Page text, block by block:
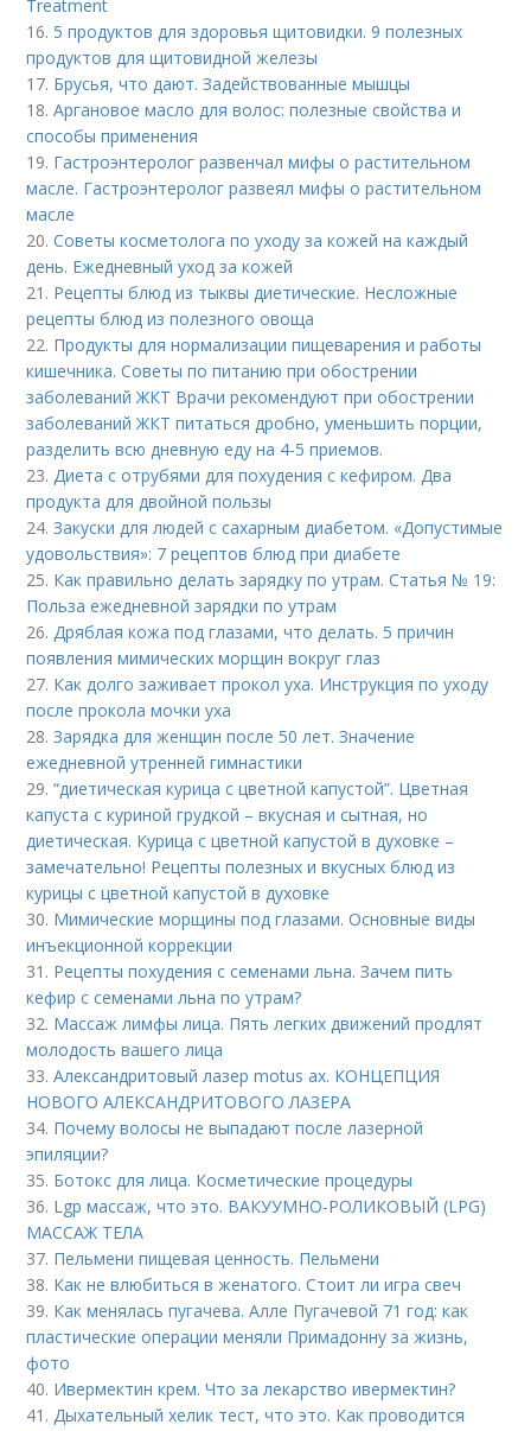
Treatment
16. 5 продуктов для здоровья щитовидки. 9 полезных
продуктов для щитовидной железы
17. Брусья, что дают. Задействованные мышцы
18.Аргановое масло для волос: полезные свойства и
способы применения
19. Гастроэнтеролог развенчал мифы о растительном
масле. Гастроэнтеролог развеял мифы о растительном
масле
20.Советы косметолога по уходу за кожей на каждый
день. Ежедневный уход за кожей
21. Рецепты блюд из тыквы диетические. Несложные
рецепты блюд из полезного овоща
22. Продукты для нормализации пищеварения и работы
кишечника. Советы по питанию при обострении
заболеваний ЖКТ Врачи рекомендуют при обострении
заболеваний ЖКТ питаться дробно, уменьшить порции,
разделить всю дневную еду на 4-5 приемов.
23. Диета с отрубями для похудения с кефиром. Два
продукта для двойной пользы
24.Закуски для людей с сахарным диабетом. «Допустимые
удовольствия»: 7 рецептов блюд при диабете
25. Как правильно делать зарядку по утрам. Статья № 19:
Польза ежедневной зарядки по утрам
26. Дряблая кожа под глазами, что делать. 5 причин
появления мимических морщин вокруг глаз
27. Как долго заживает прокол уха. Инструкция по уходу
после прокола мочки уха
28.Зарядка для женщин после 50 лет. Значение
ежедневной утренней гимнастики
29.“диетическая курица с цветной капустой”. Цветная
капуста с куриной грудкой – вкусная и сытная, но
диетическая. Курица с цветной капустой в духовке –
замечательно! Рецепты полезных и вкусных блюд из
курицы с цветной капустой в духовке
30. Мимические морщины под глазами. Основные виды
инъекционной коррекции
31. Рецепты похудения с семенами льна. Зачем пить
кефир с семенами льна по утрам?
32. Массаж лимфы лица. Пять легких движений продлят
молодость вашего лица
33.Александритовый лазер motus ax. КОНЦЕПЦИЯ
НОВОГО АЛЕКСАНДРИТОВОГО ЛАЗЕРА
34. Почему волосы не выпадают после лазерной
эпиляции?
35. Ботокс для лица. Косметические процедуры
36. Lgp массаж, что это. ВАКУУМНО-РОЛИКОВЫЙ (LPG)
МАССАЖ ТЕЛА
37. Пельмени пищевая ценность. Пельмени
38. Как не влюбиться в женатого. Стоит ли игра свеч
39. Как менялась пугачева. Алле Пугачевой 71 год: как
пластические операции меняли Примадонну за жизнь,
фото
40. Ивермектин крем. Что за лекарство ивермектин?
41. Дыхательный хелик тест, что это. Как проводится